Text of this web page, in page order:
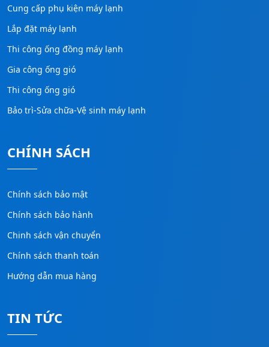
Cung cấp phụ kiện máy lạnh
Lắp đặt máy lạnh
Thi công ống đồng máy lạnh
Gia công ống gió
Thi công ống gió
Bảo trì-Sửa chữa-Vệ sinh máy lạnh
CHÍNH SÁCH
Chính sách bảo mật
Chính sách bảo hành
Chinh sách vận chuyển
Chính sách thanh toán
Hướng dẫn mua hàng
TIN TỨC